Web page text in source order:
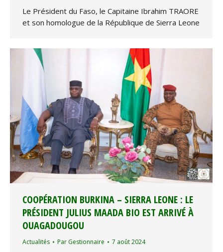
Le Président du Faso, le Capitaine Ibrahim TRAORE
et son homologue de la République de Sierra Leone
COOPÉRATION BURKINA – SIERRA LEONE : LE
PRÉSIDENT JULIUS MAADA BIO EST ARRIVÉ À
OUAGADOUGOU
Actualités Par Gestionnaire 7 août 2024